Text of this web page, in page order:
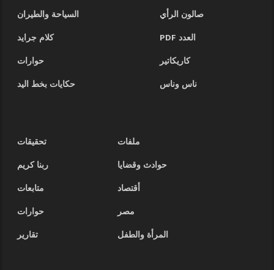
صالون الرأي
السياحة والطيران
العدد PDF
كلام جرايد
كاريكاتير
حوارات
ناس وناس
حكايات بخط اليد
ملفات
تحقيقات
حوادث وقضايا
ربنا كريم
أقتصاد
متابعات
مصر
حوارات
المرأة والطفل
تقارير